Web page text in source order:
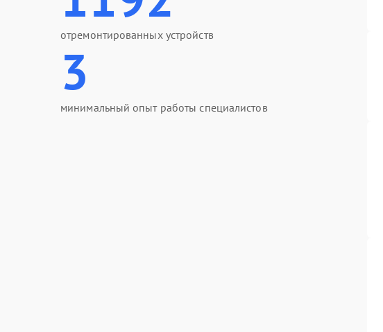
отремонтированных устройств
3
минимальный опыт работы специалистов